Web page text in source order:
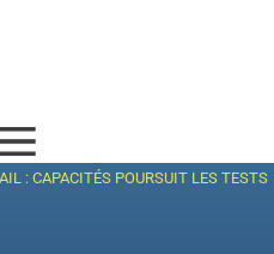
: CAPACITÉS POURSUIT LES TESTS